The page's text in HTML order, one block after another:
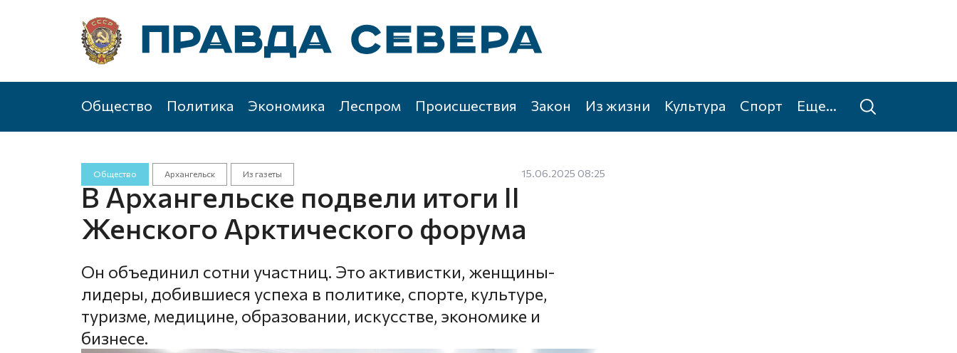
Общество Политика Экономика Леспром Происшествия Закон Из жизни Культура Спорт Еще...
Общество Архангельск Из газеты 15.06.2025 08:25
В Архангельске подвели итоги II
Женского Арктического форума
Он объединил сотни участниц. Это активистки, женщины-
лидеры, добившиеся успеха в политике, спорте, культуре,
туризме, медицине, образовании, искусстве, экономике и
бизнесе.